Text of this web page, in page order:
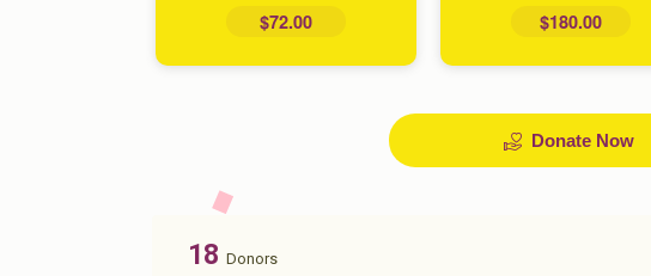
$180.00
$72.00
Donate Now
18 Donors